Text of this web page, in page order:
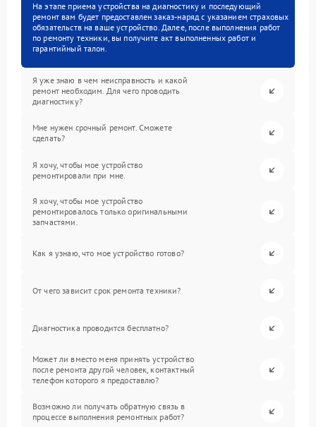
На этапе приема устройства на диагностику и последующий
ремонт вам будет предоставлен заказ-наряд с указанием страховых
обязательств на ваше устройство. Далее, после выполнения работ
по ремонту техники, вы получите акт выполненных работ и
гарантийный талон.
Я уже знаю в чем неисправность и какой
ремонт необходим. Для чего проводить
диагностику?
Мне нужен срочный ремонт. Сможете
сделать?
Я хочу, чтобы мое устройство
ремонтировали при мне.
Я хочу, чтобы мое устройство
ремонтировалось только оригинальными
запчастями.
Как я узнаю, что мое устройство готово?
От чего зависит срок ремонта техники?
Диагностика проводится бесплатно?
Может ли вместо меня принять устройство
после ремонта другой человек, контактный
телефон которого я предоставлю?
Возможно ли получать обратную связь в
процессе выполнения ремонтных работ?